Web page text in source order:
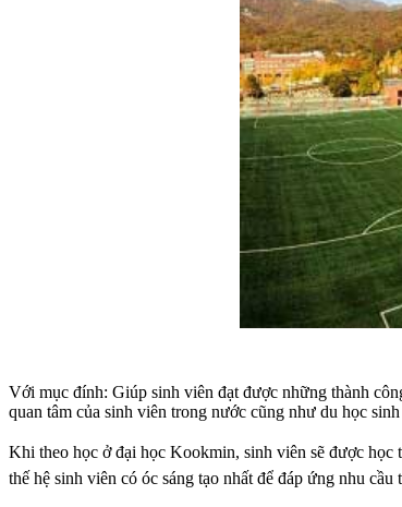
Với mục đính: Giúp sinh viên đạt được những thành
quan tâm của sinh viên trong nước cũng như du học
Khi theo học ở đại học Kookmin, sinh viên sẽ được học
thế hệ sinh viên có óc sáng tạo nhất để đáp ứng nhu